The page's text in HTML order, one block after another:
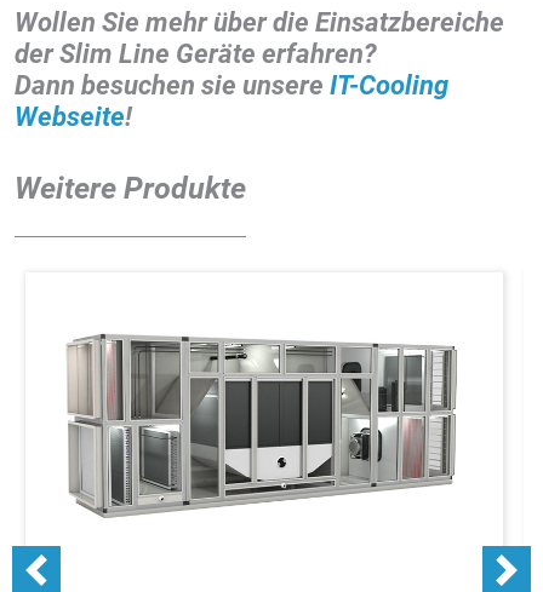
Wollen Sie mehr über die Einsatzbereiche
der Slim Line Geräte erfahren?
Dann besuchen sie unsere IT-Cooling
Webseite!
Weitere Produkte